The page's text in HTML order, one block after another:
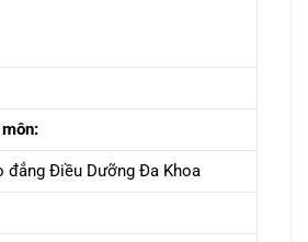
đẳng Điều Dưỡng Đa Khoa